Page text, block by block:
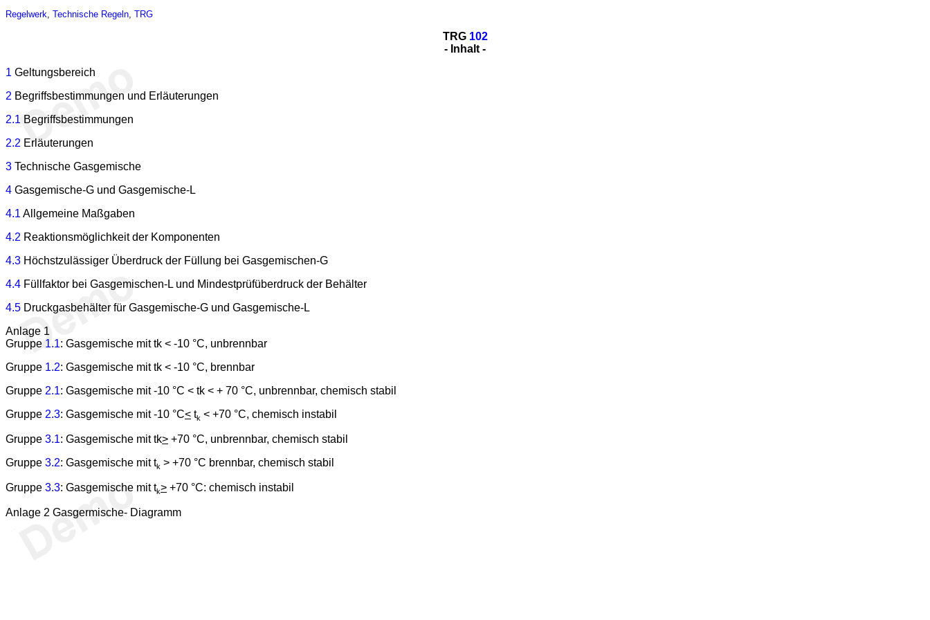
Regelwerk Technische Regeln TRG
TRG 102
- Inhalt -
1 Geltungsbereich
2 Begriffsbestimmungen und Erläuterungen
2.1 Begriffsbestimmungen
2.2 Erläuterungen
3 Technische Gasgemische
4 Gasgemische-G und Gasgemische-L
4.1 Allgemeine Maßgaben
4.2 Reaktionsmöglichkeit der Komponenten
4.3 Höchstzulässiger Überdruck der Füllung bei Gasgemischen-G
4.4 Füllfaktor bei Gasgemischen-L und Mindestprüfüberdruck der Behälter
4.5 Druckgasbehälter für Gasgemische-G und Gasgemische-L
Anlage 1
Gruppe 1.1: Gasgemische mit tk < -10 °C, unbrennbar
Gruppe 1.2: Gasgemische mit tk < -10 °C, brennbar
Gruppe 2.1: Gasgemische mit -10 °C < tk < + 70 °C, unbrennbar, chemisch stabil
Gruppe 2.3: Gasgemische mit -10 °C< tk < +70 °C, chemisch instabil
Gruppe 3.1: Gasgemische mit tk> +70 °C, unbrennbar, chemisch stabil
Gruppe 3.2: Gasgemische mit tk > +70 °C brennbar, chemisch stabil
Gruppe 3.3: Gasgemische mit tk> +70 °C: chemisch instabil
Anlage 2 Gasgermische- Diagramm